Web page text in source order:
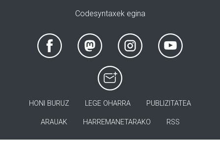
Codesyntaxek egina
HONI BURUZ LEGE OHARRA PUBLIZITATEA
ARAUAK HARREMANETARAKO RSS